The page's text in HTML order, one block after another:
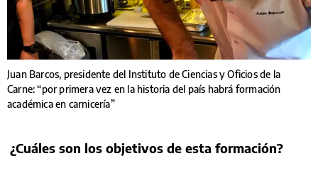
Juan Barcos, presidente del Instituto de Ciencias y Oficios de la
Carne: “por primera vez en la historia del país habrá formación
académica en carnicería”
¿Cuáles son los objetivos de esta formación?